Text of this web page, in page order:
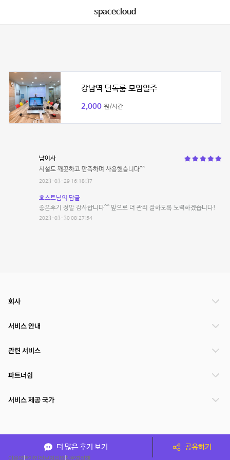
spacecloud
강남역 단독룸 모임일주
2,000 원/시간
남이사
시설도 깨끗하고 만족하며 사용했습니다^^
2023-03-29 16:18:37
호스트님의 답글
좋은후기 정말 감사합니다^^ 앞으로 더 관리 잘하도록 노력하겠습니다!
2023-03-30 08:27:54
더 많은 후기 보기 공유하기
회사
서비스 안내
관련 서비스
파트너쉽
서비스 제공 국가
이용약관개인정보처리방침운영정책